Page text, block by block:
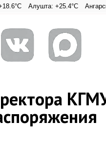
+25.4°C Ангарский